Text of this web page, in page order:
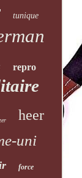
tunique
repro
heer
uni
force